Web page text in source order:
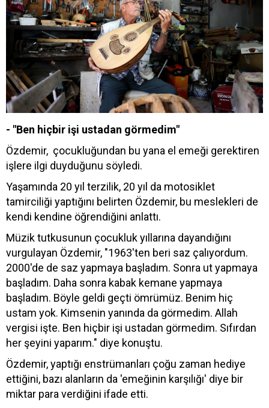
- "Ben hiçbir işi ustadan görmedim"
Özdemir, çocukluğundan bu yana el emeği gerektiren
işlere ilgi duyduğunu söyledi.
Yaşamında 20 yıl terzilik, 20 yıl da motosiklet
tamirciliği yaptığını belirten Özdemir, bu meslekleri de
kendi kendine öğrendiğini anlattı.
Müzik tutkusunun çocukluk yıllarına dayandığını
vurgulayan Özdemir, "1963'ten beri saz çalıyordum.
2000'de de saz yapmaya başladım. Sonra ut yapmaya
başladım. Daha sonra kabak kemane yapmaya
başladım. Böyle geldi geçti ömrümüz. Benim hiç
ustam yok. Kimsenin yanında da görmedim. Allah
vergisi işte. Ben hiçbir işi ustadan görmedim. Sıfırdan
her şeyini yaparım." diye konuştu.
Özdemir, yaptığı enstrümanları çoğu zaman hediye
ettiğini, bazı alanların da 'emeğinin karşılığı' diye bir
miktar para verdiğini ifade etti.